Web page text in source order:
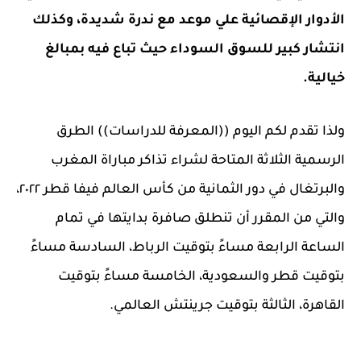
الأدوار الإقصائية علي موعد مع ندرة شديدة، وكذلك
انتشار كبير للسوق السوداء حيث تباع فيه بمبالغ
خيالية.
ولذا تقدم لكم اليوم ((المعرفة للدراسات)) الطرق
الرسمية الثلاثة المتاحة لشراء تذاكر مباراة المغرب
والبرتغال في دور الثمانية من كأس العالم فيفا قطر ٢٠٢٢،
والتي من المقرر أن تنطلق صافرة بدايتها في تمام
الساعة الرابعة مساءً بتوقيت الرباط، السادسة مساءً
بتوقيت قطر والسعودية، الخامسة مساءً بتوقيت
القاهرة، الثالثة بتوقيت جرينتش العالمي.